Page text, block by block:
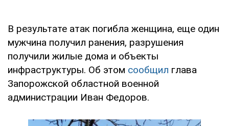
В результате атак погибла женщина, еще один
мужчина получил ранения, разрушения
получили жилые дома и объекты
инфраструктуры. Об этом сообщил глава
Запорожской областной военной
администрации Иван Федоров.